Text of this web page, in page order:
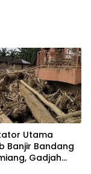
Utama
Banjir Bandang
Gadjah